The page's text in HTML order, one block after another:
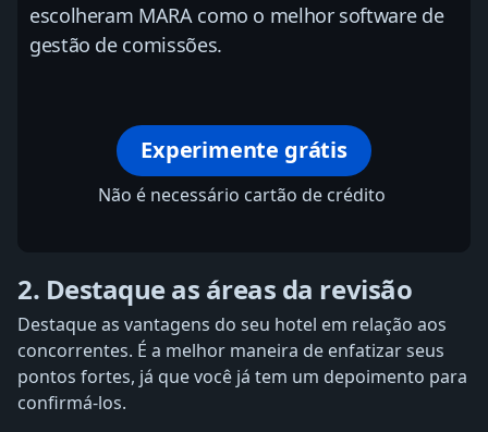
escolheram MARA como o melhor software de
gestão de comissões.
Experimente grátis
Não é necessário cartão de crédito
2. Destaque as áreas da revisão
Destaque as vantagens do seu hotel em relação aos
concorrentes. É a melhor maneira de enfatizar seus
pontos fortes, já que você já tem um depoimento para
confirmá-los.